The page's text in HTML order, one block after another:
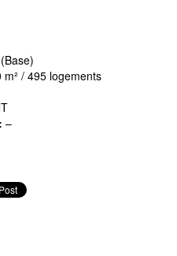
m² / 495 logements
–